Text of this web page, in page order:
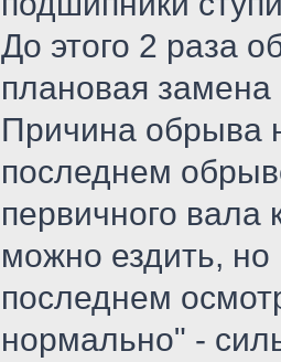
До этого 2 раза
плановая
Причина обрыва
последнем
первичного вала
можно ездить,
последнем
нормально" -